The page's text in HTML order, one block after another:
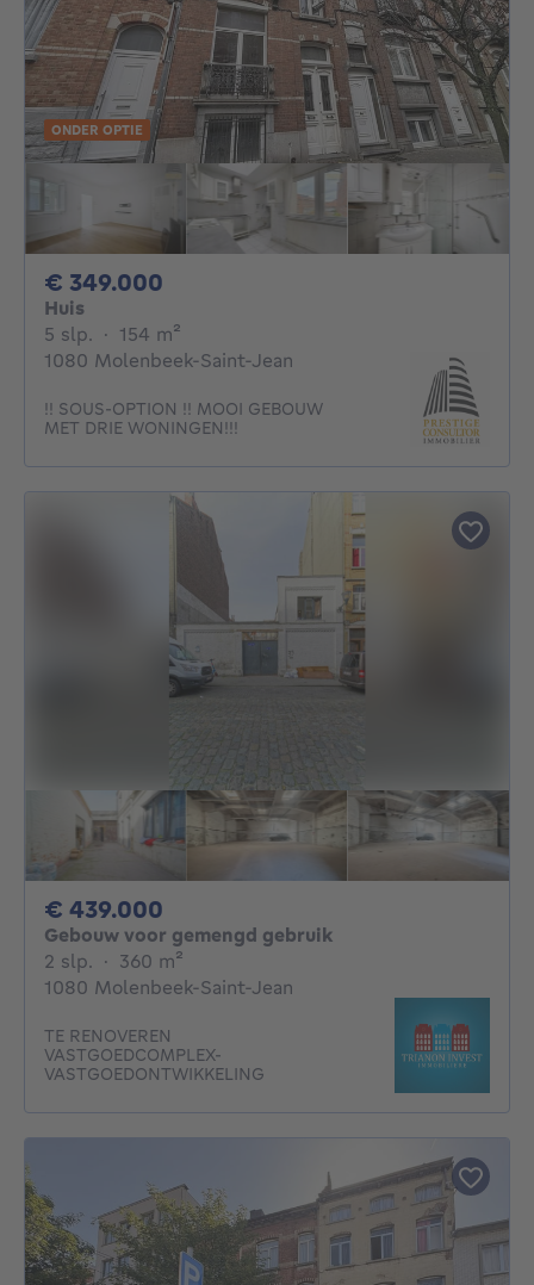
ONDER OPTIE
€ 349.000
Huis
5 slp. 5 slaapkamers
· 154 m²
1080 Molenbeek-Saint-Jean
!! SOUS-OPTION !! MOOI GEBOUW
MET DRIE WONINGEN!!!
€ 439.000
Gebouw voor gemengd gebruik
2 slp. 2 slaapkamers
· 360 m²
1080 Molenbeek-Saint-Jean
TE RENOVEREN
VASTGOEDCOMPLEX-
VASTGOEDONTWIKKELING